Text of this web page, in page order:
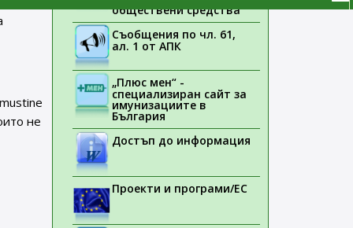
не
обществени средства
Съобщения по чл. 61,
ал. 1 от АПК
„Плюс мен“ -
специализиран сайт за
имунизациите в
България
Достъп до информация
Проекти и програми/ЕС